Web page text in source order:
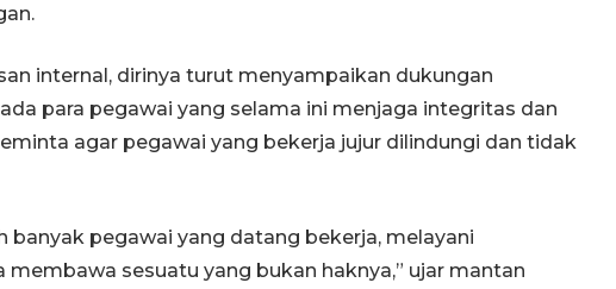
internal, dirinya turut menyampaikan dukungan
para pegawai yang selama ini menjaga integritas dan
agar pegawai yang bekerja jujur dilindungi dan tidak
banyak pegawai yang datang bekerja, melayani
sesuatu yang bukan haknya,” ujar mantan